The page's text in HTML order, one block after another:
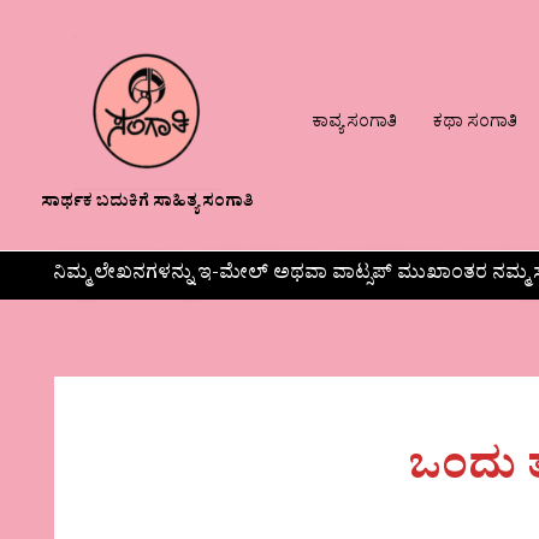
ಸಾರ್ಥಕ ಬದುಕಿಗೆ ಸಾಹಿತ್ಯ ಸಂಗಾತಿ
ಕಾವ್ಯ ಸಂಗಾತಿ ಕಥಾ ಸಂಗಾತಿ
ನಿಮ್ಮ ಲೇಖನಗಳನ್ನು ಇ-ಮೇಲ್ ಅಥವಾ ವಾಟ್ಸಪ್ ಮುಖಾಂತರ
ಒಂದು